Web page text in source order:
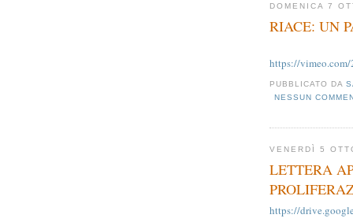
DOMENICA 7
RIACE: UN
https://
PUBBLICATO DA
NESSUN
VENERDÌ 5
LETTERA
https://